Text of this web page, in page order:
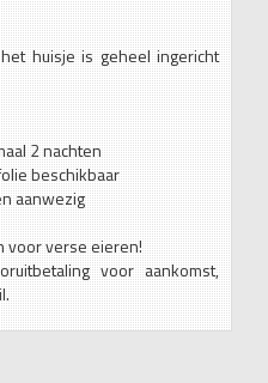
huisje is geheel ingericht
2 nachten
beschikbaar
aanwezig
voor verse eieren!
voor aankomst,